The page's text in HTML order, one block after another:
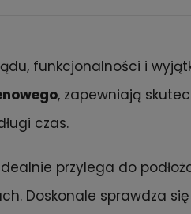
funkcjonalności i
, zapewniają
czas.
przylega do
Doskonale sprawdza się